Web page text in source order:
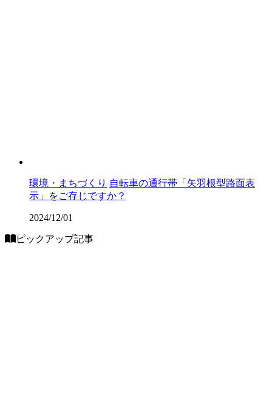
環境・まちづくり 自転車の通行帯「矢羽根型路面表
示」をご存じですか？
2024/12/01
ピックアップ記事